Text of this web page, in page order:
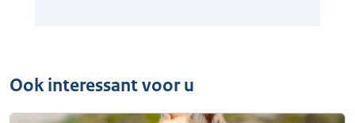
Ook interessant voor u